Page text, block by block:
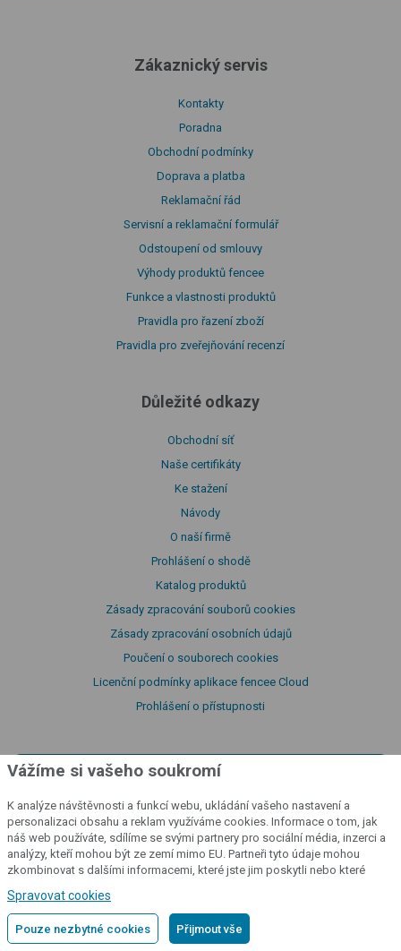
Zákaznický servis
Kontakty
Poradna
Obchodní podmínky
Doprava a platba
Reklamační řád
Servisní a reklamační formulář
Odstoupení od smlouvy
Výhody produktů fencee
Funkce a vlastnosti produktů
Pravidla pro řazení zboží
Pravidla pro zveřejňování recenzí
Důležité odkazy
Obchodní síť
Naše certifikáty
Ke stažení
Návody
O naší firmě
Prohlášení o shodě
Katalog produktů
Zásady zpracování souborů cookies
Zásady zpracování osobních údajů
Poučení o souborech cookies
Licenční podmínky aplikace fencee Cloud
Prohlášení o přístupnosti
cloud
Kontrolujte své ohradníkyodkudkoliv
Přihlásit se do cloudu
Vážíme si vašeho soukromí
K analýze návštěvnosti a funkcí webu, ukládání vašeho nastavení a
personalizaci obsahu a reklam využíváme cookies. Informace o tom, jak
náš web používáte, sdílíme se svými partnery pro sociální média, inzerci a
analýzy, kteří mohou být ze zemí mimo EU. Partneři tyto údaje mohou
zkombinovat s dalšími informacemi, které jste jim poskytli nebo které
Spravovat cookies
Pouze nezbytné cookies Přijmout vše